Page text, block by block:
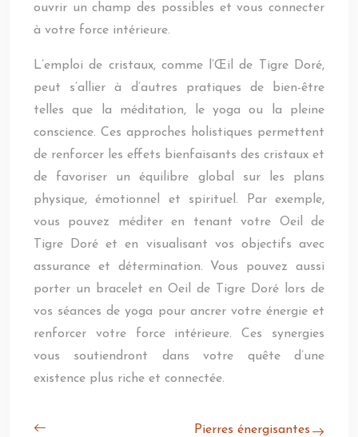
ouvrir un champ des possibles et vous connecter
à votre force intérieure.
L’emploi de cristaux, comme l’Œil de Tigre Doré,
peut s’allier à d’autres pratiques de bien-être
telles que la méditation, le yoga ou la pleine
conscience. Ces approches holistiques permettent
de renforcer les effets bienfaisants des cristaux et
de favoriser un équilibre global sur les plans
physique, émotionnel et spirituel. Par exemple,
vous pouvez méditer en tenant votre Oeil de
Tigre Doré et en visualisant vos objectifs avec
assurance et détermination. Vous pouvez aussi
porter un bracelet en Oeil de Tigre Doré lors de
vos séances de yoga pour ancrer votre énergie et
renforcer votre force intérieure. Ces synergies
vous soutiendront dans votre quête d’une
existence plus riche et connectée.
Pierres énergisantes